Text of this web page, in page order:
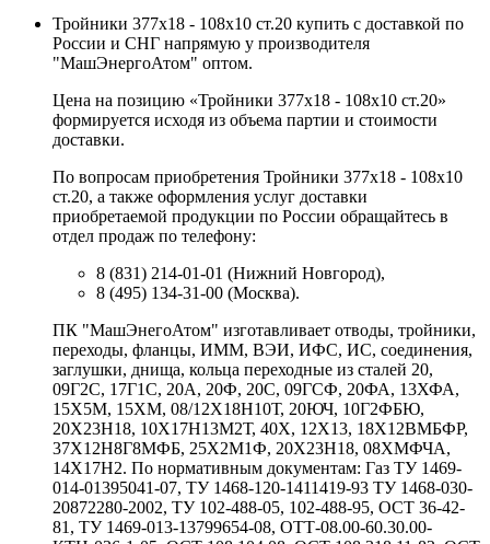
Тройники 377х18 - 108х10 ст.20 купить с доставкой по
России и СНГ напрямую у производителя
"МашЭнергоАтом" оптом.
Цена на позицию «Тройники 377х18 - 108х10 ст.20»
формируется исходя из объема партии и стоимости
доставки.
По вопросам приобретения Тройники 377х18 - 108х10
ст.20, а также оформления услуг доставки
приобретаемой продукции по России обращайтесь в
отдел продаж по телефону:
8 (831) 214-01-01 (Нижний Новгород),
8 (495) 134-31-00 (Москва).
ПК "МашЭнегоАтом" изготавливает отводы, тройники,
переходы, фланцы, ИММ, ВЭИ, ИФС, ИС, соединения,
заглушки, днища, кольца переходные из сталей 20,
09Г2С, 17Г1С, 20А, 20Ф, 20С, 09ГСФ, 20ФА, 13ХФА,
15Х5М, 15ХМ, 08/12Х18Н10Т, 20ЮЧ, 10Г2ФБЮ,
20Х23Н18, 10Х17Н13М2Т, 40Х, 12Х13, 18Х12ВМБФР,
37Х12Н8Г8МФБ, 25Х2М1Ф, 20Х23Н18, 08ХМФЧА,
14Х17Н2. По нормативным документам: Газ ТУ 1469-
014-01395041-07, ТУ 1468-120-1411419-93 ТУ 1468-030-
20872280-2002, ТУ 102-488-05, 102-488-95, ОСТ 36-42-
81, ТУ 1469-013-13799654-08, ОТТ-08.00-60.30.00-